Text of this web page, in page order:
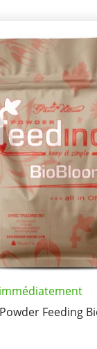
Feeding